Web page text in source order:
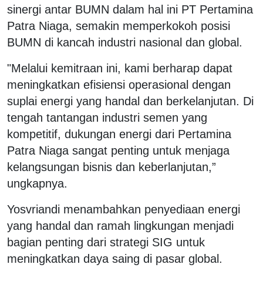
sinergi antar BUMN dalam hal ini PT Pertamina
Patra Niaga, semakin memperkokoh posisi
BUMN di kancah industri nasional dan global.
"Melalui kemitraan ini, kami berharap dapat
meningkatkan efisiensi operasional dengan
suplai energi yang handal dan berkelanjutan. Di
tengah tantangan industri semen yang
kompetitif, dukungan energi dari Pertamina
Patra Niaga sangat penting untuk menjaga
kelangsungan bisnis dan keberlanjutan,”
ungkapnya.
Yosvriandi menambahkan penyediaan energi
yang handal dan ramah lingkungan menjadi
bagian penting dari strategi SIG untuk
meningkatkan daya saing di pasar global.